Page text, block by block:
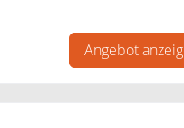
Angebot